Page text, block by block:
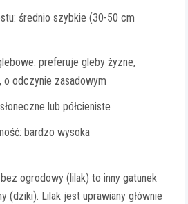
średnio szybkie (30-50 cm
preferuje gleby żyzne,
o odczynie zasadowym
lub półcieniste
bardzo wysoka
ogrodowy (lilak) to inny gatunek
(dziki). Lilak jest uprawiany głównie